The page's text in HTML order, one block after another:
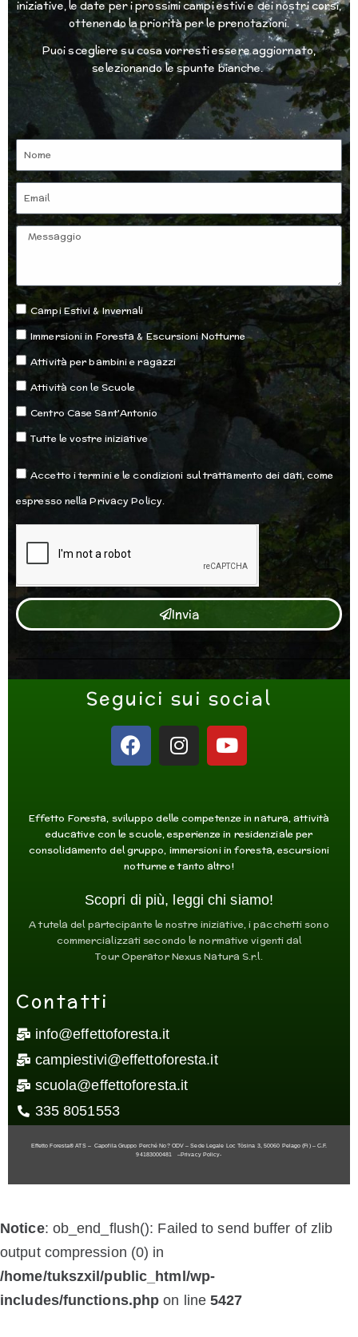
iniziative, le date per i prossimi campi estivi e dei nostri corsi,
ottenendo la priorità per le prenotazioni.
Puoi scegliere su cosa vorresti essere aggiornato,
selezionando le spunte bianche.
Nome
Email
Messaggio
Opzioni
Campi Estivi & Invernali
Immersioni in Foresta & Escursioni Notturne
Attività per bambini e ragazzi
Attività con le Scuole
Centro Case Sant'Antonio
Tutte le vostre iniziative
Accettazione
Accetto i termini e le condizioni sul trattamento dei dati, come
espresso nella Privacy Policy.
Invia
Seguici sui social
F
a
b
o
o
k
I
n
a
g
r
a
m
Y
o
u
b
e
Effetto Foresta, sviluppo delle competenze in natura, attività
educative con le scuole, esperienze in residenziale per
consolidamento del gruppo, immersioni in foresta, escursioni
notturne e tanto altro!
Scopri di più, leggi chi siamo!
A tutela del partecipante le nostre iniziative, i pacchetti sono
commercializzati secondo le normative vigenti dal
Tour Operator Nexus Natura S.r.l.
Contatti
info@effettoforesta.it
campiestivi@effettoforesta.it
scuola@effettoforesta.it
335 8051553
Effetto Foresta® ATS – Capofila Gruppo Perché No? ODV – Sede Legale Loc Tòsina 3, 50060 Pelago (Fi) – C.F.
94183000481 –Privacy Policy-
Notice: ob_end_flush(): Failed to send buffer of zlib
output compression (0) in
/home/tukszxil/public_html/wp-
includes/functions.php on line5427